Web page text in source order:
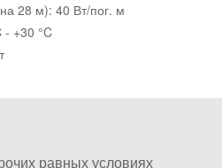
28 м): 40 Вт/пог. м
- +30 °C
равных условиях